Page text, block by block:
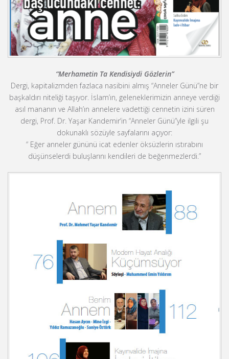
“Merhametin Ta Kendisiydi Gözlerin”
Dergi, kapitalizmden fazlaca nasibini almış “Anneler Günü”ne bir
başkaldırı niteliği taşıyor. İslam’ın, geleneklerimizin anneye verdiği
asıl mananın ve Allah’ın annelere vadettiği cennetin izini süren
dergi, Prof. Dr. Yaşar Kandemir’in “Anneler Günü”yle ilgili şu
dokunaklı sözüyle sayfalarını açıyor:
“ Eğer anneler gününü icat edenler öksüzlerin ıstırabını
düşünselerdi buluşlarını kendileri de beğenmezlerdi.”